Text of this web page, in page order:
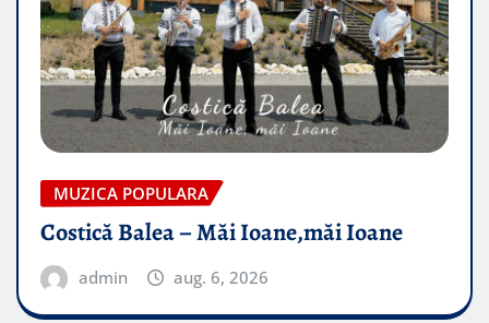
MUZICA POPULARA
Costică Balea – Măi Ioane,măi Ioane
admin aug. 6, 2026